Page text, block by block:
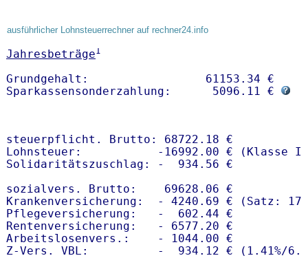
ausführlicher Lohnsteuerrechner auf rechner24.info
Jahresbeträge1
Grundgehalt:                 61153.34 €
Sparkassensonderzahlung:      5096.11 €
steuerpflicht. Brutto: 68722.18 €
Lohnsteuer:           -16992.00 € (Klasse I)
Solidaritätszuschlag: -  934.56 €
sozialvers. Brutto:    69628.06 €
Krankenversicherung:  - 4240.69 € (Satz:
Pflegeversicherung:   -  602.44 €
Rentenversicherung:   - 6577.20 €
Arbeitslosenvers.:    - 1044.00 €
Z-Vers. VBL:          -  934.12 € ( 1.41%/